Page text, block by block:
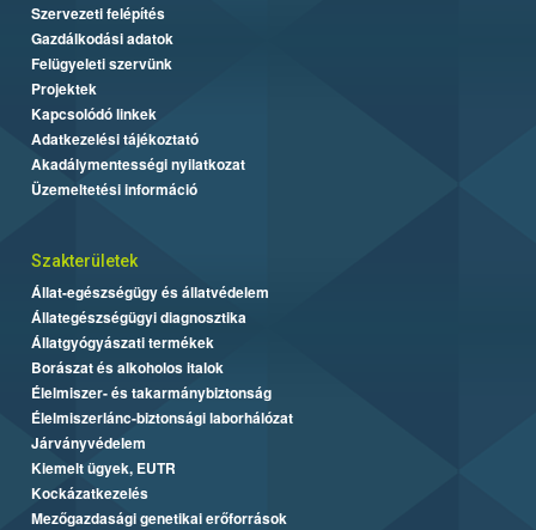
Szervezeti felépítés
Gazdálkodási adatok
Felügyeleti szervünk
Projektek
Kapcsolódó linkek
Adatkezelési tájékoztató
Akadálymentességi nyilatkozat
Üzemeltetési információ
Szakterületek
Állat-egészségügy és állatvédelem
Állategészségügyi diagnosztika
Állatgyógyászati termékek
Borászat és alkoholos italok
Élelmiszer- és takarmánybiztonság
Élelmiszerlánc-biztonsági laborhálózat
Járványvédelem
Kiemelt ügyek, EUTR
Kockázatkezelés
Mezőgazdasági genetikai erőforrások